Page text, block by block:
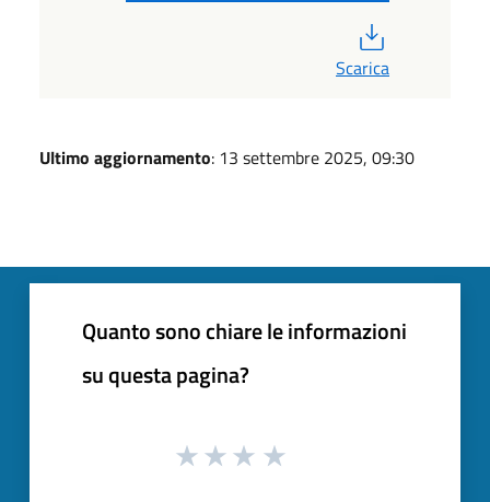
Scarica
Ultimo aggiornamento: 13 settembre 2025, 09:30
Quanto sono chiare le informazioni
su questa pagina?